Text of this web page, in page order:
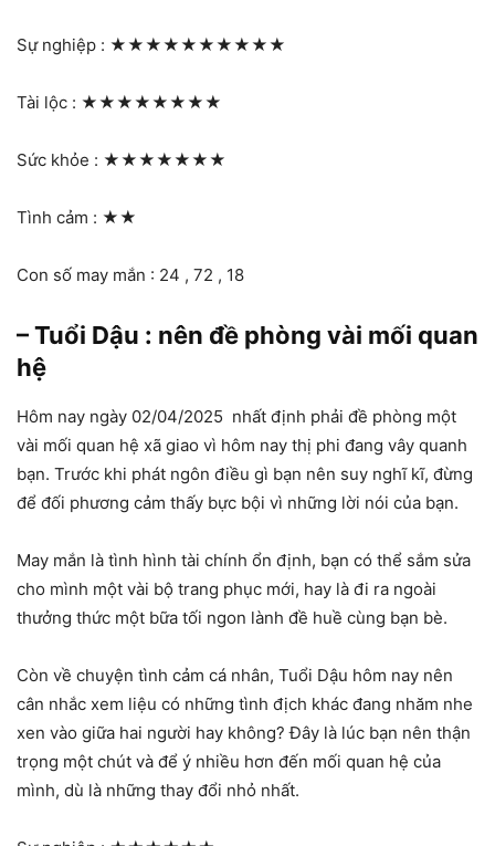
Sự nghiệp : ★★★★★★★★★★
Tài lộc : ★★★★★★★★
Sức khỏe : ★★★★★★★
Tình cảm : ★★
Con số may mắn : 24 , 72 , 18
– Tuổi Dậu : nên đề phòng vài mối quan
hệ
Hôm nay ngày 02/04/2025 nhất định phải đề phòng một
vài mối quan hệ xã giao vì hôm nay thị phi đang vây quanh
bạn. Trước khi phát ngôn điều gì bạn nên suy nghĩ kĩ, đừng
để đối phương cảm thấy bực bội vì những lời nói của bạn.
May mắn là tình hình tài chính ổn định, bạn có thể sắm sửa
cho mình một vài bộ trang phục mới, hay là đi ra ngoài
thưởng thức một bữa tối ngon lành đề huề cùng bạn bè.
Còn về chuyện tình cảm cá nhân, Tuổi Dậu hôm nay nên
cân nhắc xem liệu có những tình địch khác đang nhăm nhe
xen vào giữa hai người hay không? Đây là lúc bạn nên thận
trọng một chút và để ý nhiều hơn đến mối quan hệ của
mình, dù là những thay đổi nhỏ nhất.